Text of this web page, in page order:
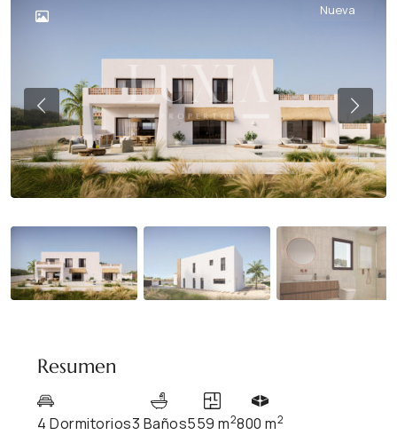
Nueva
Previous
Resumen
4 Dormitorios3 Baños559 m2800 m2